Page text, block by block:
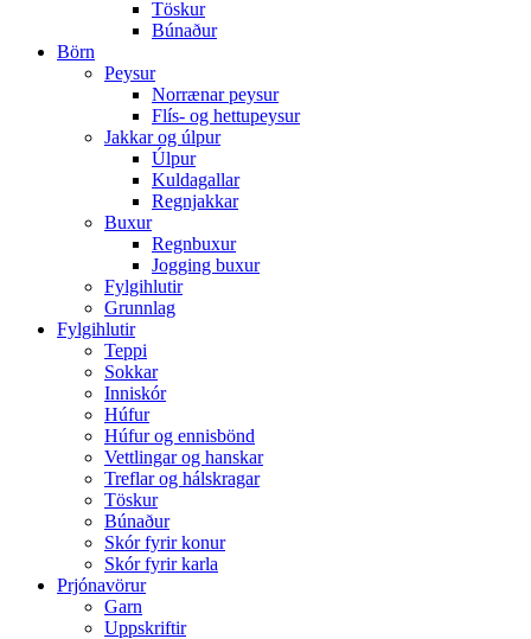
Töskur
Búnaður
Börn
Peysur
Norrænar peysur
Flís- og hettupeysur
Jakkar og úlpur
Úlpur
Kuldagallar
Regnjakkar
Buxur
Regnbuxur
Jogging buxur
Fylgihlutir
Grunnlag
Fylgihlutir
Teppi
Sokkar
Inniskór
Húfur
Húfur og ennisbönd
Vettlingar og hanskar
Treflar og hálskragar
Töskur
Búnaður
Skór fyrir konur
Skór fyrir karla
Prjónavörur
Garn
Uppskriftir